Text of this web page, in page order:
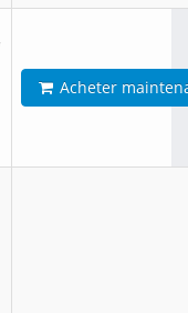
Acheter